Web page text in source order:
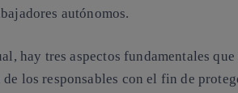
autónomos.
hay tres aspectos fundamentales que
de los responsables con el fin de